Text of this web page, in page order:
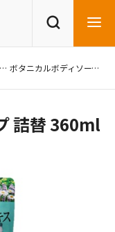
レシピを探す
ープ・ハンドソープ・洗濯洗剤・柔軟剤 ボタニカルボディソープ 詰替 360ml
詰替 360ml